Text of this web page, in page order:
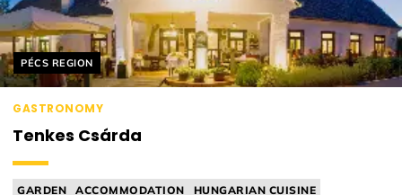
Helyszín címkék:
PÉCS REGION
GASTRONOMY
Tenkes Csárda
GARDEN ACCOMMODATION
HUNGARIAN CUISINE